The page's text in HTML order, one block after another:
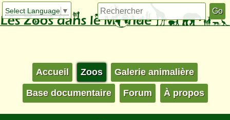
Select Language ▼
Accueil Zoos Galerie animalière
Base documentaire Forum À propos